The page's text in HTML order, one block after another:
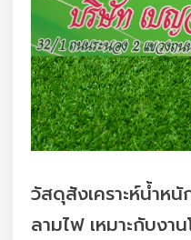
วัสดุสังเคราะห์น้ำห
ลามไฟ เหมาะกับงา